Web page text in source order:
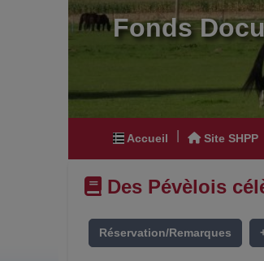
Fonds
Accueil Site SHPP
Des Pévèlois
Réservation/Remarques